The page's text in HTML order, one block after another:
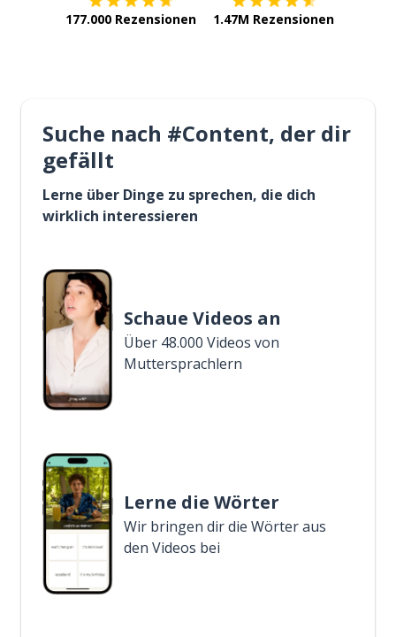
177.000 Rezensionen 1.47M Rezensionen
Suche nach #Content, der dir
gefällt
Lerne über Dinge zu sprechen, die dich
wirklich interessieren
Schaue Videos an
Über 48.000 Videos von
Muttersprachlern
Lerne die Wörter
Wir bringen dir die Wörter aus
den Videos bei